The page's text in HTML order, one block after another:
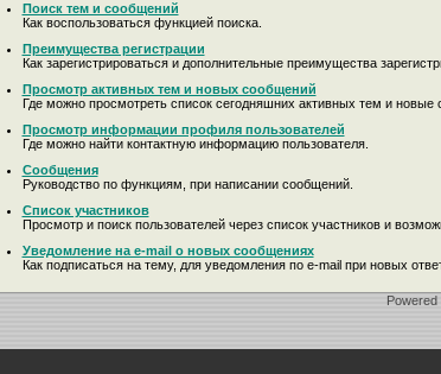
Поиск тем и сообщений
Как воспользоваться функцией поиска.
Преимущества регистрации
Как зарегистрироваться и дополнительные преимущества
Просмотр активных тем и новых сообщений
Где можно просмотреть список сегодняшних активных тем и
Просмотр информации профиля пользователей
Где можно найти контактную информацию пользователя.
Сообщения
Руководство по функциям, при написании сообщений.
Список участников
Просмотр и поиск пользователей через список участников и
Уведомление на e-mail о новых сообщениях
Как подписаться на тему, для уведомления по e-mail при новых
Powered